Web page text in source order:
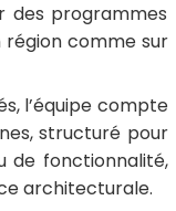
des programmes
région comme sur
l’équipe compte
structuré pour
de fonctionnalité,
architecturale.